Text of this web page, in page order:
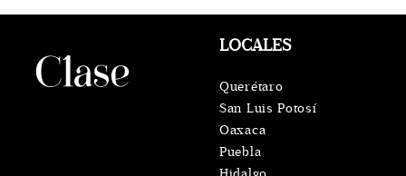
LOCALES
Querétaro
San Luis Potosí
Oaxaca
Puebla